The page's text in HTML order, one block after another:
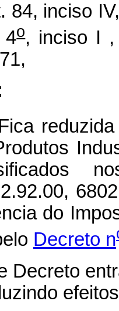
84, inciso
4o, inciso I ,
do
Decreto n
Decreto